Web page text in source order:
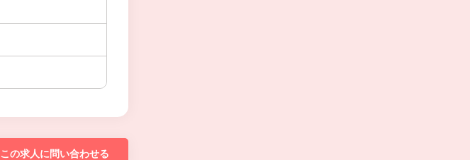
この求人に問い合わせる